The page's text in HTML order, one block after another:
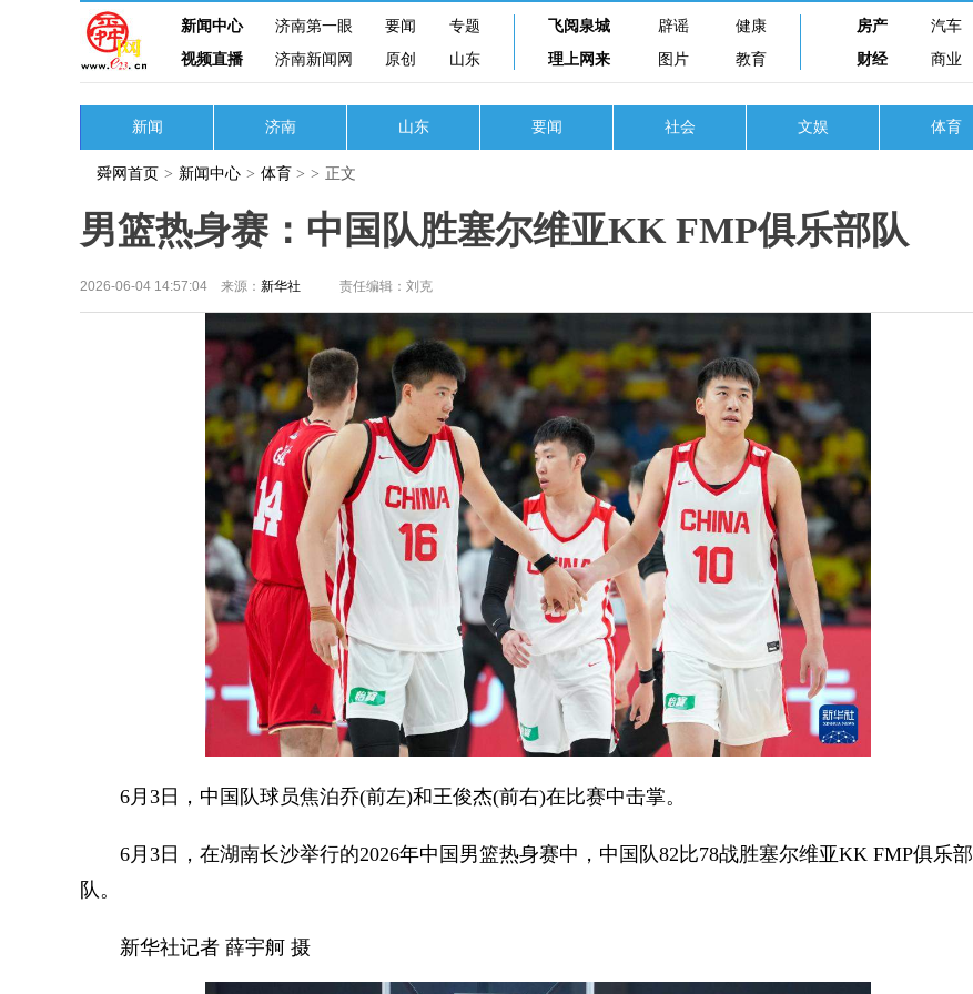
新闻中心 济南第一眼 要闻
专题
视频直播
济南新闻网 原创 山东
飞阅泉城 辟谣
健康
理上网来
图片 教育
房产 汽车
财经
商业
新闻 济南 山东 要闻 社会 文娱 体育
舜网首页 > 新闻中心 > 体育 > > 正文
男篮热身赛：中国队胜塞尔维亚KK FMP俱乐部队
2026-06-04 14:57:04 来源： 新华社 责任编辑：刘克
6月3日，中国队球员焦泊乔(前左)和王俊杰(前右)在比赛中击掌。
6月3日，在湖南长沙举行的2026年中国男篮热身赛中，中国队82比78战胜塞尔维亚KK FMP俱乐部
队。
新华社记者 薛宇舸 摄